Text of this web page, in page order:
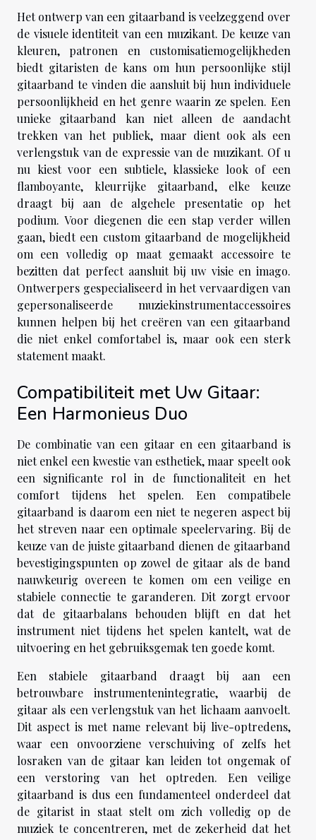
Het ontwerp van een gitaarband is veelzeggend over
de visuele identiteit van een muzikant. De keuze van
kleuren, patronen en customisatiemogelijkheden
biedt gitaristen de kans om hun persoonlijke stijl
gitaarband te vinden die aansluit bij hun individuele
persoonlijkheid en het genre waarin ze spelen. Een
unieke gitaarband kan niet alleen de aandacht
trekken van het publiek, maar dient ook als een
verlengstuk van de expressie van de muzikant. Of u
nu kiest voor een subtiele, klassieke look of een
flamboyante, kleurrijke gitaarband, elke keuze
draagt bij aan de algehele presentatie op het
podium. Voor diegenen die een stap verder willen
gaan, biedt een custom gitaarband de mogelijkheid
om een volledig op maat gemaakt accessoire te
bezitten dat perfect aansluit bij uw visie en imago.
Ontwerpers gespecialiseerd in het vervaardigen van
gepersonaliseerde muziekinstrumentaccessoires
kunnen helpen bij het creëren van een gitaarband
die niet enkel comfortabel is, maar ook een sterk
statement maakt.
Compatibiliteit met Uw Gitaar:
Een Harmonieus Duo
De combinatie van een gitaar en een gitaarband is
niet enkel een kwestie van esthetiek, maar speelt ook
een significante rol in de functionaliteit en het
comfort tijdens het spelen. Een compatibele
gitaarband is daarom een niet te negeren aspect bij
het streven naar een optimale speelervaring. Bij de
keuze van de juiste gitaarband dienen de gitaarband
bevestigingspunten op zowel de gitaar als de band
nauwkeurig overeen te komen om een veilige en
stabiele connectie te garanderen. Dit zorgt ervoor
dat de gitaarbalans behouden blijft en dat het
instrument niet tijdens het spelen kantelt, wat de
uitvoering en het gebruiksgemak ten goede komt.
Een stabiele gitaarband draagt bij aan een
betrouwbare instrumentenintegratie, waarbij de
gitaar als een verlengstuk van het lichaam aanvoelt.
Dit aspect is met name relevant bij live-optredens,
waar een onvoorziene verschuiving of zelfs het
losraken van de gitaar kan leiden tot ongemak of
een verstoring van het optreden. Een veilige
gitaarband is dus een fundamenteel onderdeel dat
de gitarist in staat stelt om zich volledig op de
muziek te concentreren, met de zekerheid dat het